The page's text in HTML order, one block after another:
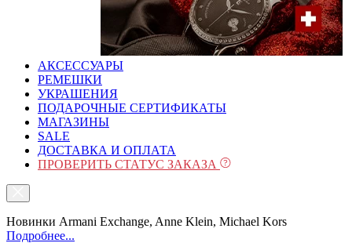
АКСЕССУАРЫ
РЕМЕШКИ
УКРАШЕНИЯ
ПОДАРОЧНЫЕ СЕРТИФИКАТЫ
МАГАЗИНЫ
SALE
ДОСТАВКА И ОПЛАТА
ПРОВЕРИТЬ СТАТУС ЗАКАЗА
Новинки Armani Exchange, Anne Klein, Michael Kors
Подробнее...